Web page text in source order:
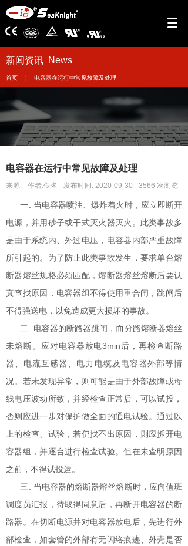
新闻资讯 News
首页 ￤ 电容器在运行中常见故障及处理
电容器在运行中常见故障及处理
来源: 作者:佚名 发布时间: 2020-09-30 3566 次浏览
一. 当电容器喷油、爆炸着火时，应立即断开
电源，并用砂子或干式灭火器灭火。此类事故多
是由于系统内、外过电压，电容器内部严重故障
所引起的。为了防止此类事故发生，要求单台熔
断器熔丝规格必须匹配，熔断器熔丝熔断后要认
真查找原因，电容器组不得使用重合闸，跳闸后
不得强送电，以免造成更大损坏的事故。
二. 电容器的断路器跳闸，而分路熔断器熔丝
未熔断。应对电容器放电3min后，再检查断路
器、电流互感器、电力电缆及电容器外部等情
况。若未发现异常，则可能是由于外部故障或母
线电压波动所致，并经检查正常后，可以试投，
否则应进一步对保护做全面的通电试验。通过以
上的检查、试验，若仍找不出原因，则应拆开电
容器组，并逐台进行检查试验。但在未查明原因
之前，不得试投运。
三. 当电容器的熔断器熔丝熔断时，应向值班
调度员汇报，待取得同意后，再断开电容器的断
路器。在切断电源并对电容器放电后，先进行外
部检查，如套管的外部有无闪络痕迹、外壳是否